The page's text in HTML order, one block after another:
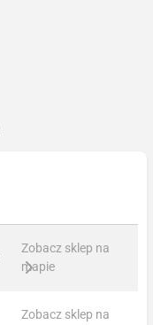
Zobacz sklep na
mapie
Zobacz sklep na